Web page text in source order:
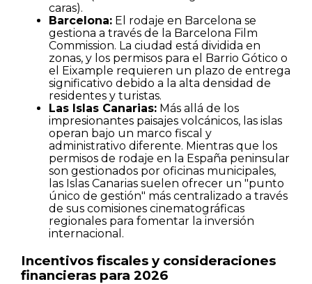
caras).
Barcelona: El rodaje en Barcelona se
gestiona a través de la Barcelona Film
Commission. La ciudad está dividida en
zonas, y los permisos para el Barrio Gótico o
el Eixample requieren un plazo de entrega
significativo debido a la alta densidad de
residentes y turistas.
Las Islas Canarias: Más allá de los
impresionantes paisajes volcánicos, las islas
operan bajo un marco fiscal y
administrativo diferente. Mientras que los
permisos de rodaje en la España peninsular
son gestionados por oficinas municipales,
las Islas Canarias suelen ofrecer un "punto
único de gestión" más centralizado a través
de sus comisiones cinematográficas
regionales para fomentar la inversión
internacional.
Incentivos fiscales y consideraciones
financieras para 2026